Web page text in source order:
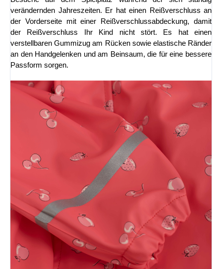
verändernden Jahreszeiten. Er hat einen Reißverschluss an
der Vorderseite mit einer Reißverschlussabdeckung, damit
der Reißverschluss Ihr Kind nicht stört. Es hat einen
verstellbaren Gummizug am Rücken sowie elastische Ränder
an den Handgelenken und am Beinsaum, die für eine bessere
Passform sorgen.